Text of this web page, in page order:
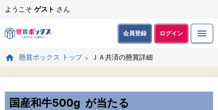
ようこそ ゲスト さん
会員登録 ログイン
懸賞ボックス トップ ＪＡ共済の懸賞詳細
国産和牛500g が当たる